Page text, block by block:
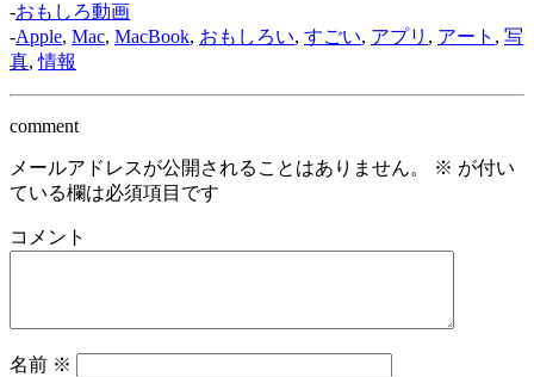
-おもしろ動画
-Apple, Mac, MacBook, おもしろい, すごい, アプリ , アート , 写
真,情報
comment
メールアドレスが公開されることはありません。 ※ が付い
ている欄は必須項目です
コメント
名前 ※